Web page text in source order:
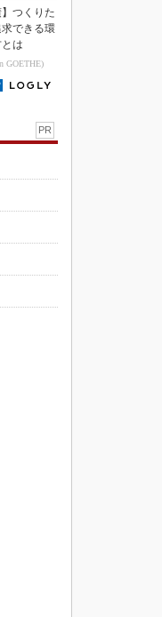
】つくりた
できる環
は
GOETHE)
PR